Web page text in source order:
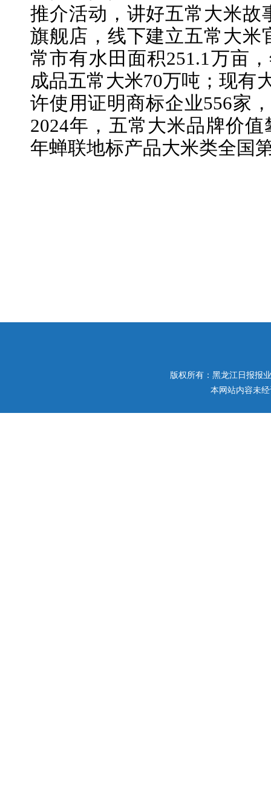
推介活动，讲好五常大米故
旗舰店，线下建立五常大米
常市有水田面积251.1万亩
成品五常大米70万吨；现有
许使用证明商标企业556家
2024年，五常大米品牌价
年蝉联地标产品大米类全国
版权所有：黑龙江日报报
本网站内容未